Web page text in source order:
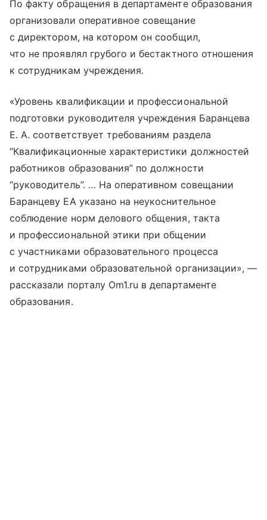
По факту обращения в департаменте образования
организовали оперативное совещание
с директором, на котором он сообщил,
что не проявлял грубого и бестактного отношения
к сотрудникам учреждения.
«Уровень квалификации и профессиональной
подготовки руководителя учреждения Баранцева
Е. А. соответствует требованиям раздела
“Квалификационные характеристики должностей
работников образования” по должности
“руководитель”. … На оперативном совещании
Баранцеву ЕА указано на неукоснительное
соблюдение норм делового общения, такта
и профессиональной этики при общении
с участниками образовательного процесса
и сотрудниками образовательной организации», —
рассказали порталу Om1.ru в департаменте
образования.